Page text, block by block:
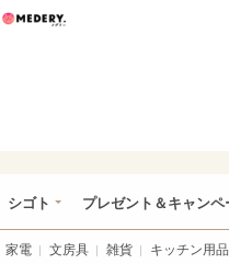
うまい肉
シゴト プレゼント＆キャンペ
家電 文房具 雑貨 キッチン用品